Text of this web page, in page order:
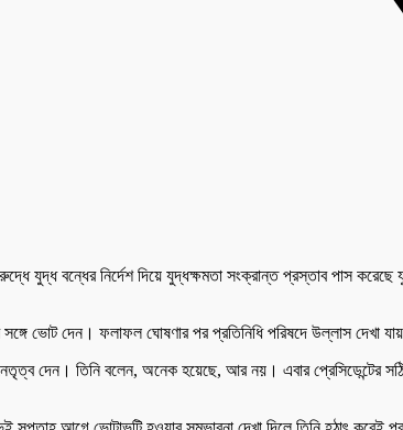
যুদ্ধ বন্ধের নির্দেশ দিয়ে যুদ্ধক্ষমতা সংক্রান্ত প্রস্তাব পাস
ভোট দেন। ফলাফল ঘোষণার পর প্রতিনিধি পরিষদে উল্লাস দেখা
নেতৃত্ব দেন। তিনি বলেন, অনেক হয়েছে, আর নয়। এবার